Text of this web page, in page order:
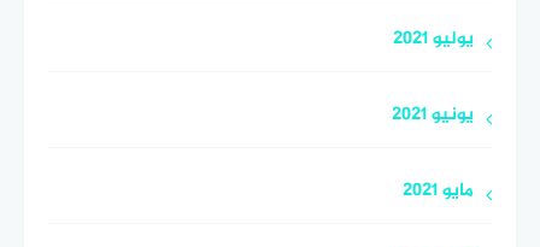
يوليو 2021
يونيو 2021
مايو 2021